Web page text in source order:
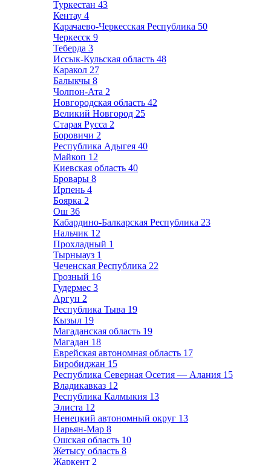
Туркестан 43
Кентау 4
Карачаево-Черкесская Республика 50
Черкесск 9
Теберда 3
Иссык-Кульская область 48
Каракол 27
Балыкчы 8
Чолпон-Ата 2
Новгородская область 42
Великий Новгород 25
Старая Русса 2
Боровичи 2
Республика Адыгея 40
Майкоп 12
Киевская область 40
Бровары 8
Ирпень 4
Боярка 2
Ош 36
Кабардино-Балкарская Республика 23
Нальчик 12
Прохладный 1
Тырныауз 1
Чеченская Республика 22
Грозный 16
Гудермес 3
Аргун 2
Республика Тыва 19
Кызыл 19
Магаданская область 19
Магадан 18
Еврейская автономная область 17
Биробиджан 15
Республика Северная Осетия — Алания 15
Владикавказ 12
Республика Калмыкия 13
Элиста 12
Ненецкий автономный округ 13
Нарьян-Мар 8
Ошская область 10
Жетысу область 8
Жаркент 2